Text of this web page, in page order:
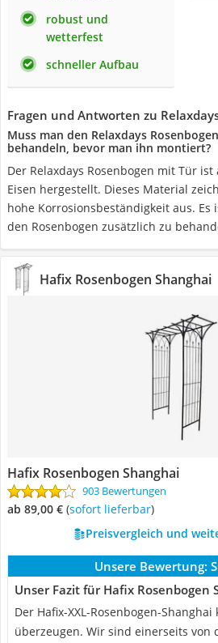
robust und
wetterfest
schneller Aufbau
Fragen und Antworten zu
Muss man den Relaxdays
behandeln, bevor man ihn montiert?
Der Relaxdays Rosenbogen mit Tür
Eisen hergestellt. Dieses Material
hohe Korrosionsbeständigkeit aus.
den Rosenbogen zusätzlich zu
Hafix Rosenbogen Shanghai
Hafix Rosenbogen Shanghai
903 Bewertungen
ab 89,00 € ( Sofort lieferbar)
Preisvergleich und
Unsere Bewertung:
Unser Fazit für Hafix Rosenbogen
Der Hafix-XXL-Rosenbogen-
überzeugen. Wir sind einerseits von